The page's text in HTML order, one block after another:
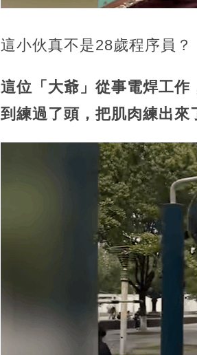
這小伙真不是28歲程序員？
這位「大爺」從事電焊工
到練過了頭，把肌肉練出來